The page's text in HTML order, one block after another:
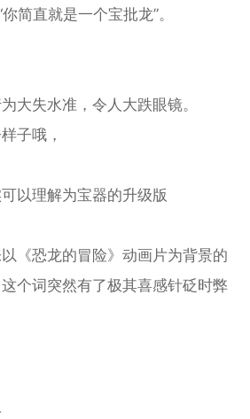
简直就是一个宝批龙”。
大失水准，令人大跌眼镜。
子哦，
以理解为宝器的升级版
《恐龙的冒险》动画片为背景的
个词突然有了极其喜感针砭时弊